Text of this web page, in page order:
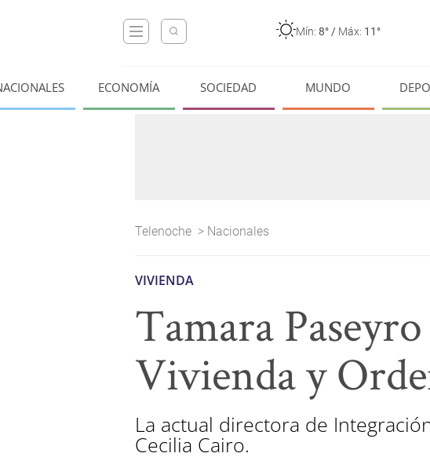
Mín: 8° / Máx: 11°
ECONOMÍA SOCIEDAD MUNDO
Telenoche > Nacionales
VIVIENDA
Tamara
Vivienda y
La actual directora de
Cecilia Cairo.